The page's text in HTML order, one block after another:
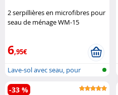
2 serpillières en microfibres pour
seau de ménage WM-15
6,95€
Lave-sol avec seau, pour
essuyage h...
-33 %